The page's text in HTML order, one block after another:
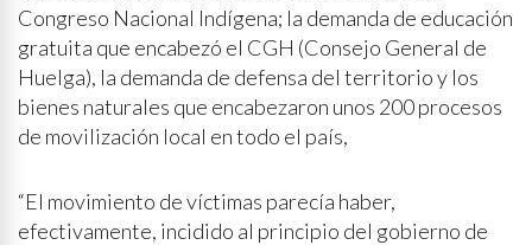
Congreso Nacional Indígena; la demanda de educación
gratuita que encabezó el CGH (Consejo General de
Huelga), la demanda de defensa del territorio y los
bienes naturales que encabezaron unos 200 procesos
de movilización local en todo el país,
“El movimiento de víctimas parecía haber,
efectivamente, incidido al principio del gobierno de